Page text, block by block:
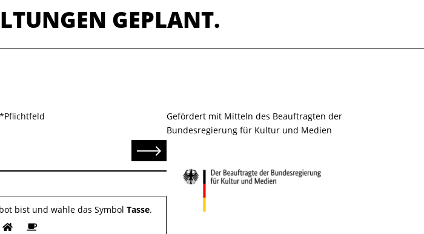
GEPLANT.
Senden
bist und wähle das Symbol Tasse.
Gefördert mit Mitteln des Beauftragten der
Bundesregierung für Kultur und Medien